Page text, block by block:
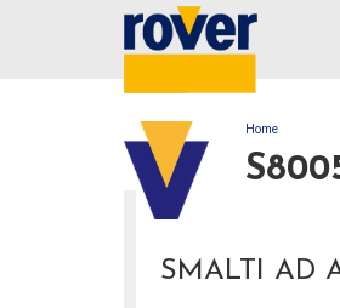
TU SEI QUI
Home
SMALTI AD